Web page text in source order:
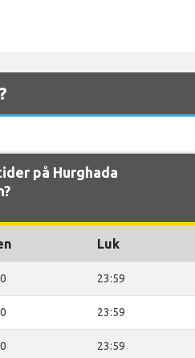
på Hurghada
Luk
23:59
23:59
23:59